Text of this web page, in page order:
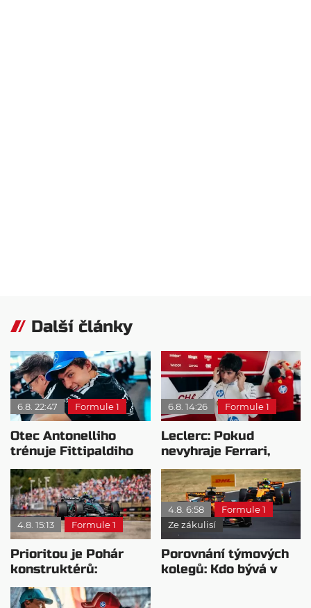
Další články
6.8. 22:47 Formule 1
Otec Antonelliho
trénuje Fittipaldiho
syna: Brazilec
vychvaluje lídra
6.8. 14:26 Formule 1
Leclerc: Pokud
nevyhraje Ferrari,
přeji titul
Antonellimu
4.8. 15:13 Formule 1
Prioritou je Pohár
konstruktérů:
Mercedesu je jedno,
kdo zvítězí
4.8. 6:58
Formule 1
Ze zákulisí
Porovnání týmových
kolegů: Kdo bývá v